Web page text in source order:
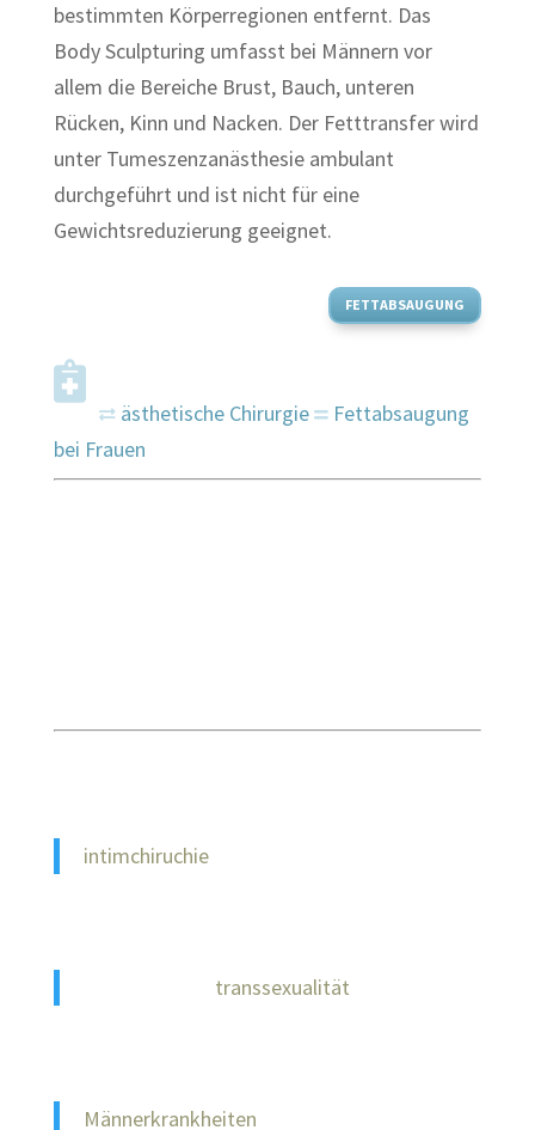
bestimmten Körperregionen entfernt. Das
Body Sculpturing umfasst bei Männern vor
allem die Bereiche Brust, Bauch, unteren
Rücken, Kinn und Nacken. Der Fetttransfer wird
unter Tumeszenzanästhesie ambulant
durchgeführt und ist nicht für eine
Gewichtsreduzierung geeignet.
FETTABSAUGUNG
ästhetische Chirurgie
Fettabsaugung
bei Frauen
intimchiruchie
transsexualität
Männerkrankheiten